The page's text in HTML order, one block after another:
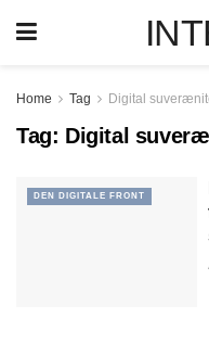
Home Tag Digital
Tag: Digital
DEN DIGITALE FRONT